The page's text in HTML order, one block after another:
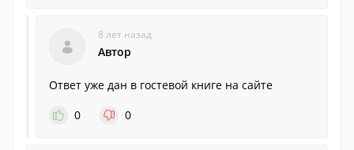
8 лет назад
Автор
Ответ уже дан в гостевой книге на сайте
0
0